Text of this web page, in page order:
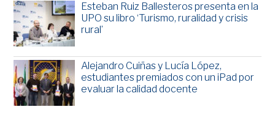
Esteban Ruiz Ballesteros presenta en la
UPO su libro ‘Turismo, ruralidad y crisis
rural’
Alejandro Cuiñas y Lucía López,
estudiantes premiados con un iPad por
evaluar la calidad docente